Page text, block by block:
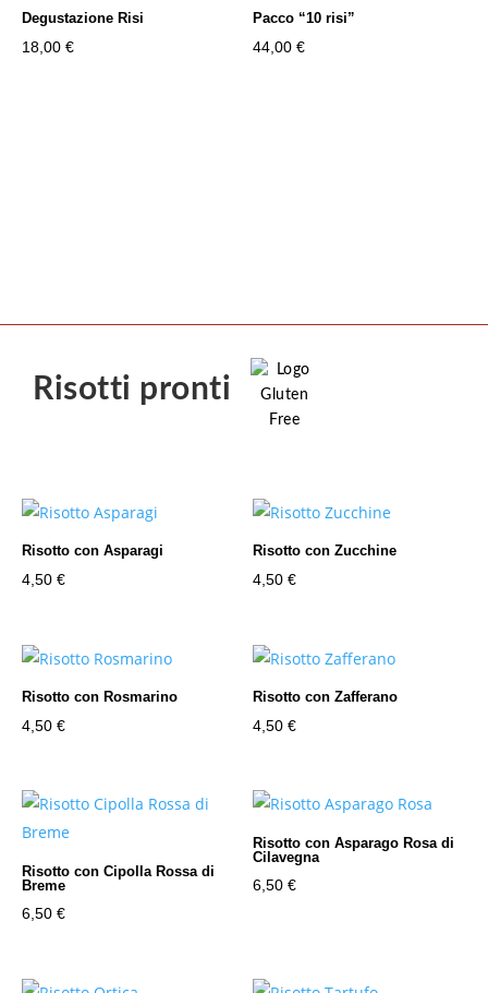
5,50 €
Degustazione Risi
18,00 €
Pacco “10 risi”
44,00€
Risotti pronti
Risotto con Asparagi
4,50 €
Risotto con Zucchine
4,50€
Risotto con Rosmarino
4,50 €
Risotto con Zafferano
4,50€
Risotto con Cipolla Rossa di
Breme
6,50 €
Risotto con Asparago Rosa di
Cilavegna
6,50€